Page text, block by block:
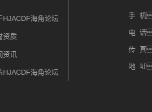
HJACDF海角论坛
资质
资讯
HJACDF海角论坛
手 机
电 话
传 真
地 址